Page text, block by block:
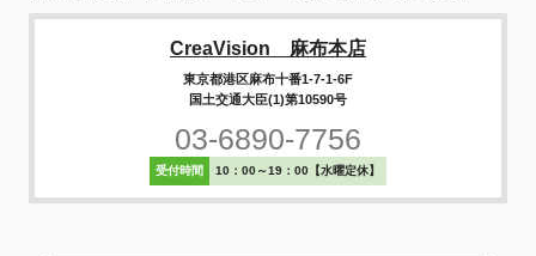
CreaVision 麻布本店
東京都港区麻布十番1-7-1-6F
国土交通大臣(1)第10590号
03-6890-7756
受付時間 10：00～19：00【水曜定休】